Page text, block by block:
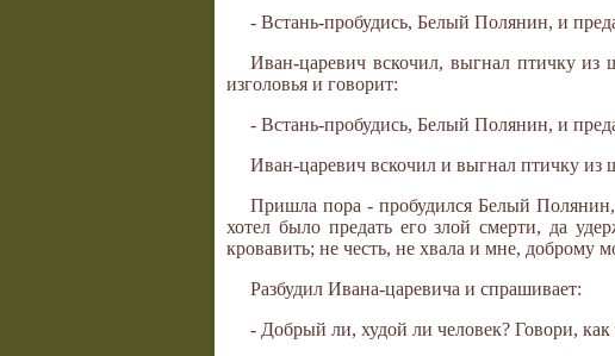
- Встань-пробудись, Белый Полянин, и
Иван-царевич вскочил, выгнал птичку из
изголовья и говорит:
- Встань-пробудись, Белый Полянин, и
Иван-царевич вскочил и выгнал птичку из
Пришла пора - пробудился Белый
хотел было предать его злой смерти, да
кровавить; не честь, не хвала и мне, доброму
Разбудил Ивана-царевича и спрашивает:
- Добрый ли, худой ли человек? Говори, как